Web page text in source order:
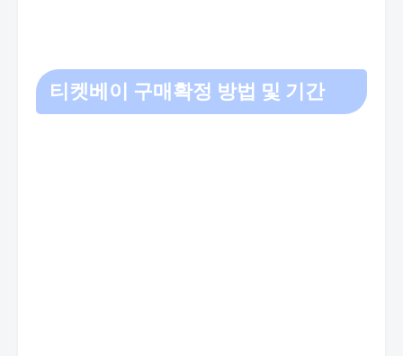
티켓베이 구매확정 방법 및 기간